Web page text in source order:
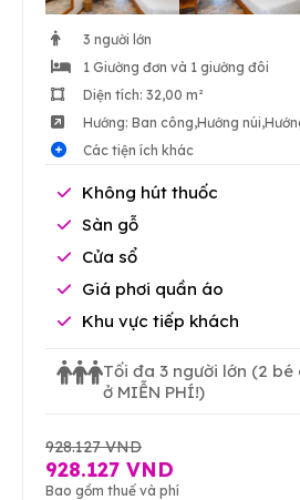
3 người lớn
1 Giường đơn và 1 giường đôi
Diện tích: 32,00 m²
Hướng: Ban công,Hướng
Các tiện ích khác
Không hút thuốc
Sàn gỗ
Cửa sổ
Giá phơi quần áo
Khu vực tiếp khách
Tối đa 3 người lớn (2 bé
ở MIỄN PHÍ!)
928.127 VND
928.127 VND
Bao gồm thuế và phí